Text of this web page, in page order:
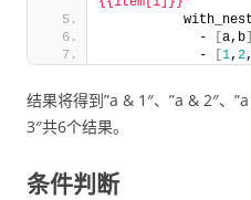
            -
a,b
            -
1, 2,
结果将得到”a & 1″、”a & 2″、
3″共6个结果。
条件判断